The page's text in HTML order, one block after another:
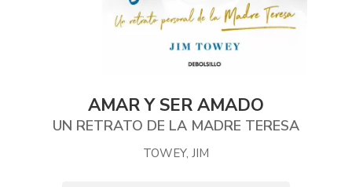
AMAR Y SER AMADO
UN RETRATO DE LA MADRE TERESA
TOWEY, JIM